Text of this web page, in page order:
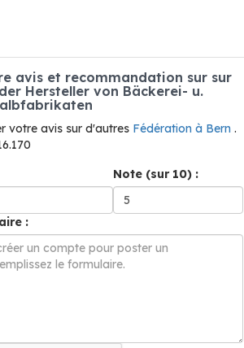
avis et recommandation sur sur
Hersteller von Bäckerei- u.
votre avis sur d'autres Fédération à Bern .
Note (sur 10) :
: